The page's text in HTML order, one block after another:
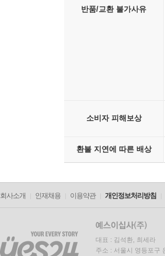
반품/교환 불가사유
소비자 피해보상
환불 지연에 따른 배상
회사소개 인재채용 이용약관 개인정보처리방침
대표 : 김석환, 최세라
주소 : 서울시 영등포구